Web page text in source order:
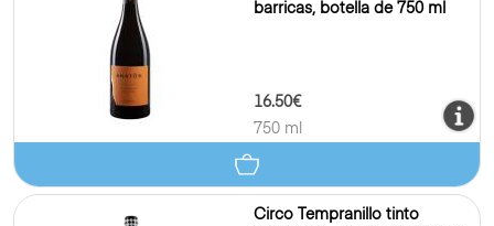
barricas, botella de 750 ml
16.50€
750 ml
Circo Tempranillo tinto